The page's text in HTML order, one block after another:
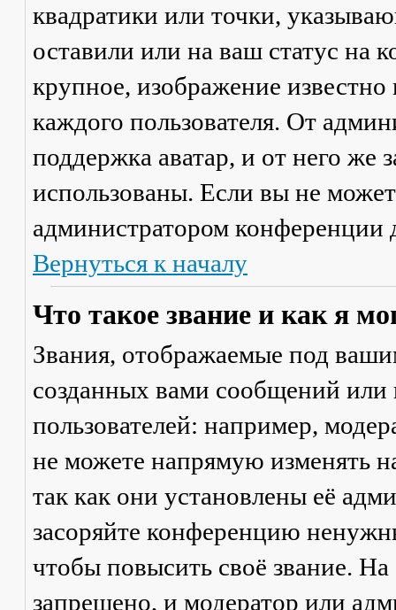
квадратики или точки,
оставили или на ваш статус на
крупное, изображение
каждого пользователя. От
поддержка аватар, и от него же
использованы. Если вы не
администратором конференции
Вернуться к началу
Что такое звание и как я
Звания, отображаемые под
созданных вами сообщений
пользователей: например,
не можете напрямую изменять
так как они установлены её
засоряйте конференцию
чтобы повысить своё звание.
запрещено, и модератор или